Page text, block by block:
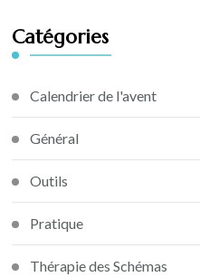
Catégories
Calendrier de l'avent
Général
Outils
Pratique
Thérapie des Schémas